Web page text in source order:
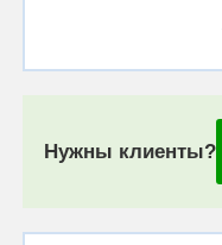
Нужны клиенты?